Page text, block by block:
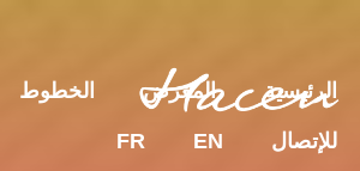
الرئيسية المعرض الخطوط
للإتصال EN
FR